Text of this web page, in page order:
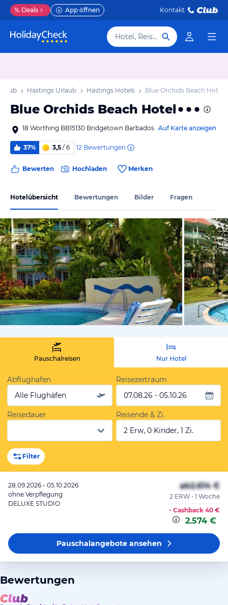
% Deals App öffnen Kontakt
Hotel, Reiseziel
Hastings Urlaub Hastings Hotels Blue Orchids Beach Hotel
Blue Orchids Beach Hotel
18 Worthing BB15130 Bridgetown Barbados Auf Karte anzeigen
37% 3,5 / 6 12 Bewertungen
Bewerten Hochladen Merken
Hotelübersicht Bewertungen Bilder Fragen
von
Pauschalreisen Nur Hotel
Abflughafen
Alle Flughäfen
Reisezeitraum
07.08.26 - 05.10.26
Reisedauer
Reisende & Zi.
2 Erw, 0 Kinder, 1 Zi.
Filter
28.09.2026 - 05.10.2026
ohne Verpflegung
DELUXE STUDIO
ab2.614 €
2 ERW • 1 Woche
- Cashback 40 €
2.574 €
Pauschalangeboteansehen
Bewertungen